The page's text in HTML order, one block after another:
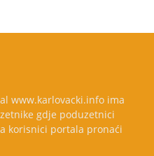
www.karlovacki.info ima
gdje poduzetnici
korisnici portala pronaći